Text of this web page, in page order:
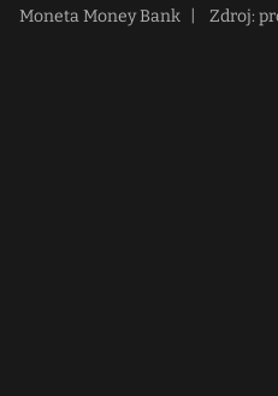
Moneta Money Bank Zdroj: